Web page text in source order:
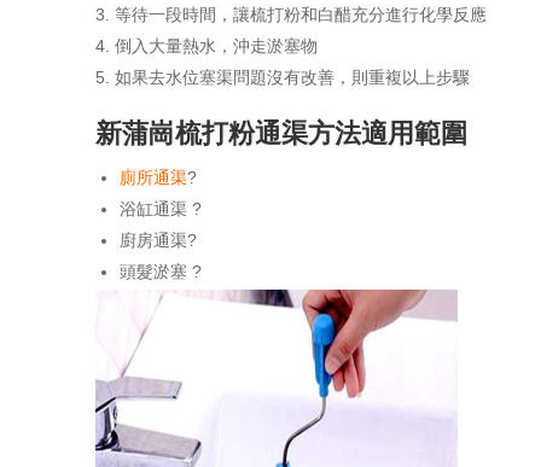
等待一段時間，讓梳打粉和白醋充分進行化學反應
倒入大量熱水，沖走淤塞物
如果去水位塞渠問題沒有改善，則重複以上步驟
新蒲崗梳打粉通渠方法適用範圍
廁所通渠?
浴缸通渠 ?
廚房通渠?
頭髮淤塞 ?